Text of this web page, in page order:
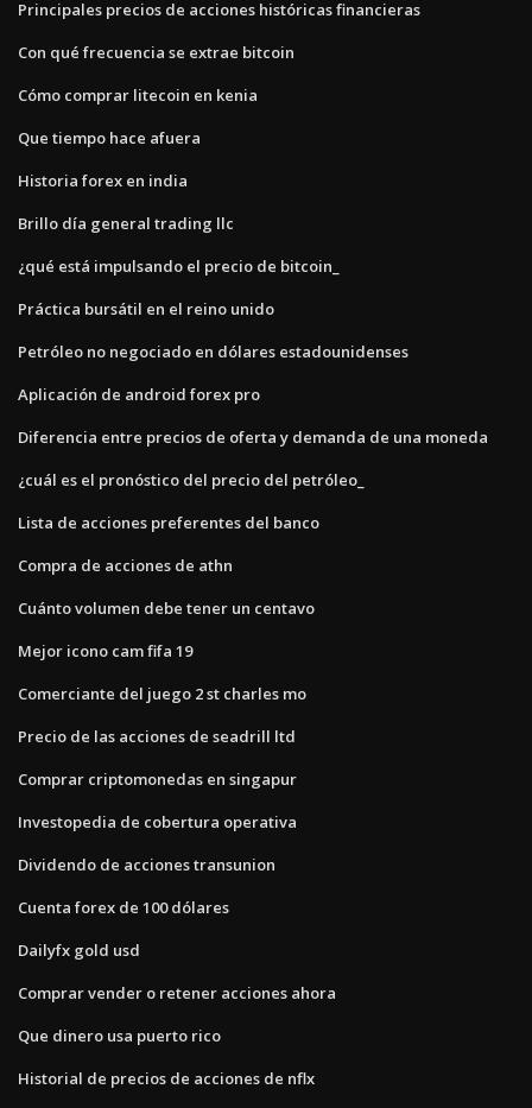
Principales precios de acciones históricas financieras
Con qué frecuencia se extrae bitcoin
Cómo comprar litecoin en kenia
Que tiempo hace afuera
Historia forex en india
Brillo día general trading llc
¿qué está impulsando el precio de bitcoin_
Práctica bursátil en el reino unido
Petróleo no negociado en dólares estadounidenses
Aplicación de android forex pro
Diferencia entre precios de oferta y demanda de una moneda
¿cuál es el pronóstico del precio del petróleo_
Lista de acciones preferentes del banco
Compra de acciones de athn
Cuánto volumen debe tener un centavo
Mejor icono cam fifa 19
Comerciante del juego 2 st charles mo
Precio de las acciones de seadrill ltd
Comprar criptomonedas en singapur
Investopedia de cobertura operativa
Dividendo de acciones transunion
Cuenta forex de 100 dólares
Dailyfx gold usd
Comprar vender o retener acciones ahora
Que dinero usa puerto rico
Historial de precios de acciones de nflx